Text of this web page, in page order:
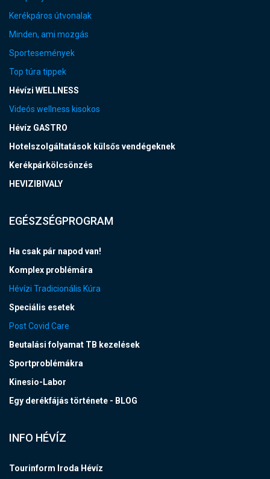
Kerékpáros útvonalak
Minden, ami mozgás
Sportesemények
Top túra tippek
Hévízi WELLNESS
Videós wellness kisokos
Hévíz GASTRO
Hotelszolgáltatások külsős vendégeknek
Kerékpárkölcsönzés
HEVIZIBIVALY
EGÉSZSÉGPROGRAM
Ha csak pár napod van!
Komplex problémára
Hévízi Tradicionális Kúra
Speciális esetek
Post Covid Care
Beutalási folyamat TB kezelések
Sportproblémákra
Kinesio-Labor
Egy derékfájás története - BLOG
INFO HÉVÍZ
Tourinform Iroda Hévíz